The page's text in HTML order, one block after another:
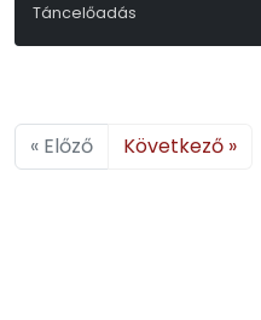
Táncelőadás
« Előző Következő »